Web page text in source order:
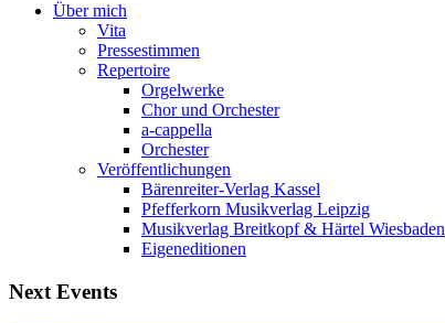
Über mich
Vita
Pressestimmen
Repertoire
Orgelwerke
Chor und Orchester
a-cappella
Orchester
Veröffentlichungen
Bärenreiter-Verlag Kassel
Pfefferkorn Musikverlag Leipzig
Musikverlag Breitkopf & Härtel Wiesbaden
Eigeneditionen
Next Events